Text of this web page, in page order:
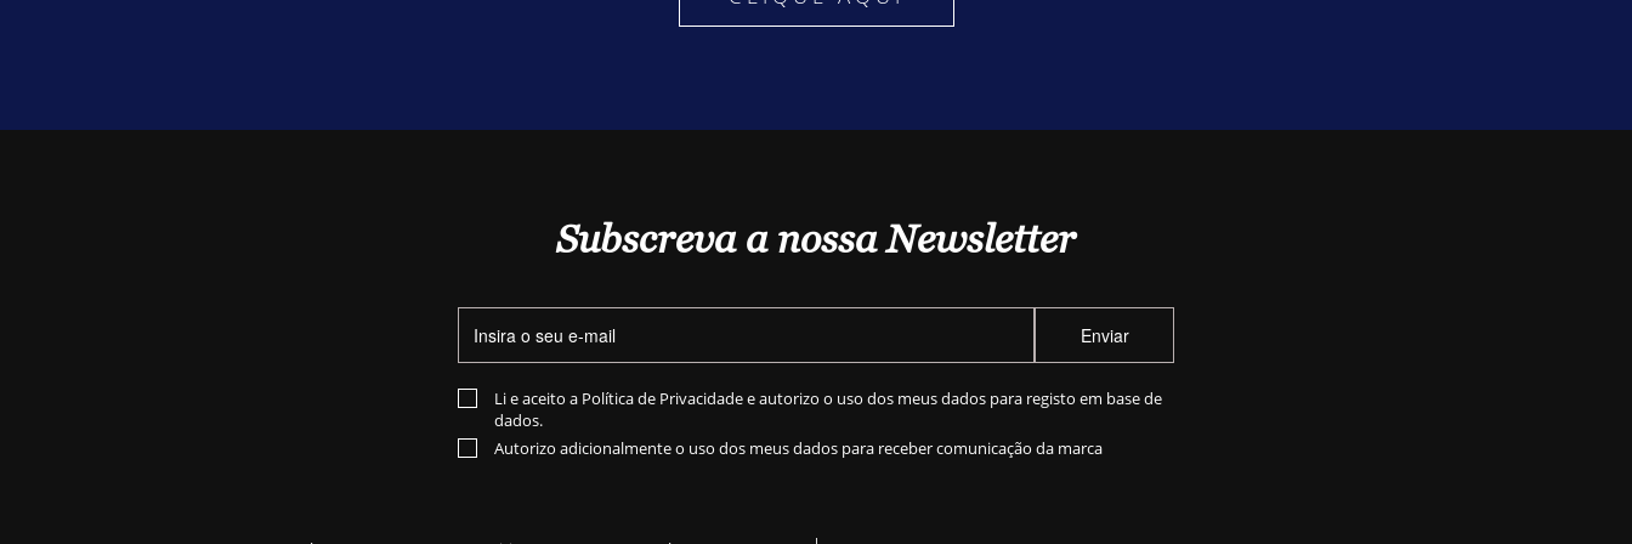
Subscreva a nossa Newsletter
Enviar
Li e aceito a Política de Privacidadee autorizo o uso dos meus dados para registo em base de
dados.
Autorizo adicionalmente o uso dos meus dados para receber comunicação da marca